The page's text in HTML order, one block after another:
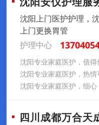
沈阳上门医护护理，
上门更换胃管
护理中心
沈阳专业家庭医护，值
沈阳专业家庭医护，热
沈阳专业家庭医护，细
四川成都万合天